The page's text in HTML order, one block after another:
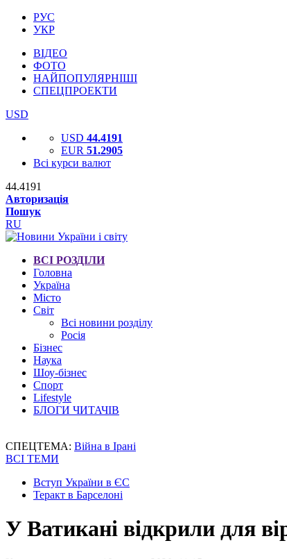
РУС
УКР
ВІДЕО
ФОТО
НАЙПОПУЛЯРНІШІ
СПЕЦПРОЕКТИ
USD
USD 44.4191
EUR 51.2905
Всі курси валют
44.4191
Авторизація
Пошук
RU
ВСІ РОЗДІЛИ
Головна
Україна
Місто
Світ
Всі новини розділу
Росія
Бізнес
Наука
Шоу-бізнес
Спорт
Lifestyle
БЛОГИ ЧИТАЧІВ
СПЕЦТЕМА: Війна в Ірані
ВСІ ТЕМИ
Вступ України в ЄС
Теракт в Барселоні
У Ватикані відкрили для